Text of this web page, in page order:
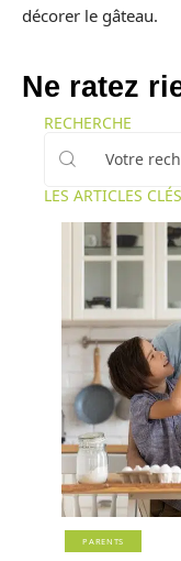
décorer le gâteau.
Ne ratez
RECHERCHE
LES ARTICLES CLÉS
PARENTS